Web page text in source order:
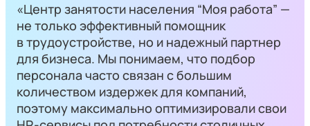
«Центр занятости населения “Моя работа” —
не только эффективный помощник
в трудоустройстве, но и надежный партнер
для бизнеса. Мы понимаем, что подбор
персонала часто связан с большим
количеством издержек для компаний,
поэтому максимально оптимизировали свои